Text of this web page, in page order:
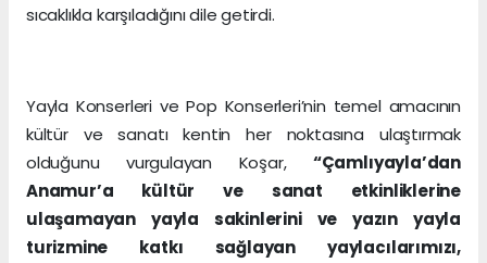
sıcaklıkla karşıladığını dile getirdi.
Yayla Konserleri ve Pop Konserleri’nin temel amacının
kültür ve sanatı kentin her noktasına ulaştırmak
olduğunu vurgulayan Koşar, “Çamlıyayla’dan
Anamur’a kültür ve sanat etkinliklerine
ulaşamayan yayla sakinlerini ve yazın yayla
turizmine katkı sağlayan yaylacılarımızı,